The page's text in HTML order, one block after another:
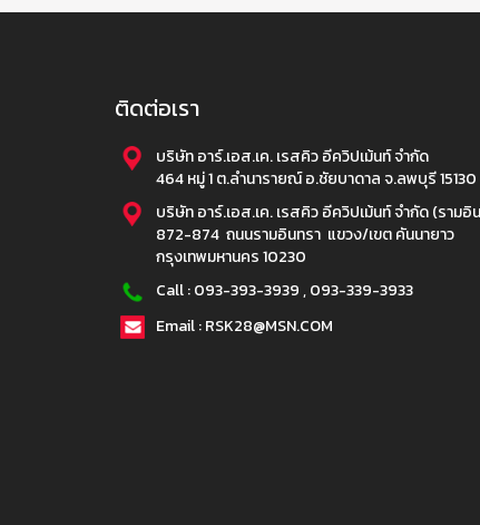
ติดต่อเรา
บริษัท อาร์.เอส.เค. เรสคิว อีควิปเม้นท์ จำกัด
464 หมู่ 1 ต.ลำนารายณ์ อ.ชัยบาดาล จ.ลพบุรี 15130
บริษัท อาร์.เอส.เค. เรสคิว อีควิปเม้นท์ จำกัด (รามอิ
872-874 ถนนรามอินทรา แขวง/เขต คันนายาว
กรุงเทพมหานคร 10230
Call :093-393-3939,093-339-3933
Email : RSK28@MSN.COM